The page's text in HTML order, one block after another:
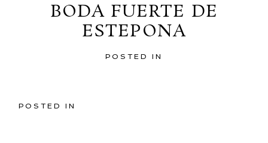
BODA FUERTE DE
ESTEPONA
POSTED IN
POSTED IN